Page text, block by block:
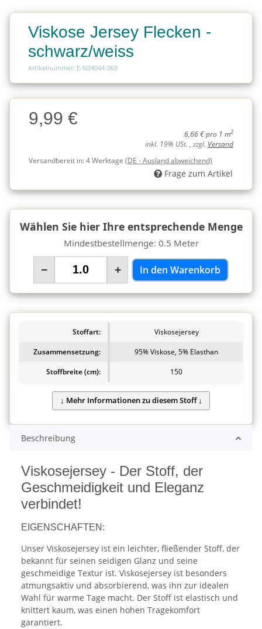
Viskose Jersey Flecken -
schwarz/weiss
Artikelnummer: E-N24044-069
Charge
Charge9,99 €
6,66 € pro 1 m2
inkl. 19% USt. , zzgl. Versand
Versandbereit in:4 Werktage (DE - Ausland abweichend)
Frage zum Artikel
Wählen Sie hier Ihre entsprechende Menge
Mindestbestellmenge: 0.5 Meter
− + In den Warenkorb
Stoffart:
Viskosejersey
Zusammensetzung:
95% Viskose, 5% Elasthan
Stoffbreite (cm):
150
Beschreibung
Viskosejersey - Der Stoff, der
Geschmeidigkeit und Eleganz
verbindet!
EIGENSCHAFTEN:
Unser Viskosejersey ist ein leichter, fließender Stoff, der
bekannt für seinen seidigen Glanz und seine
geschmeidige Textur ist. Viskosejersey ist besonders
atmungsaktiv und absorbierend, was ihn zur idealen
Wahl für warme Tage macht. Der Stoff ist elastisch und
knittert kaum, was einen hohen Tragekomfort
garantiert.